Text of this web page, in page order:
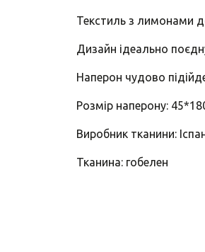
Текстиль з лимонами
Дизайн ідеально
Наперон чудово
Розмір наперону:
Виробник тканини:
Тканина: гобелен